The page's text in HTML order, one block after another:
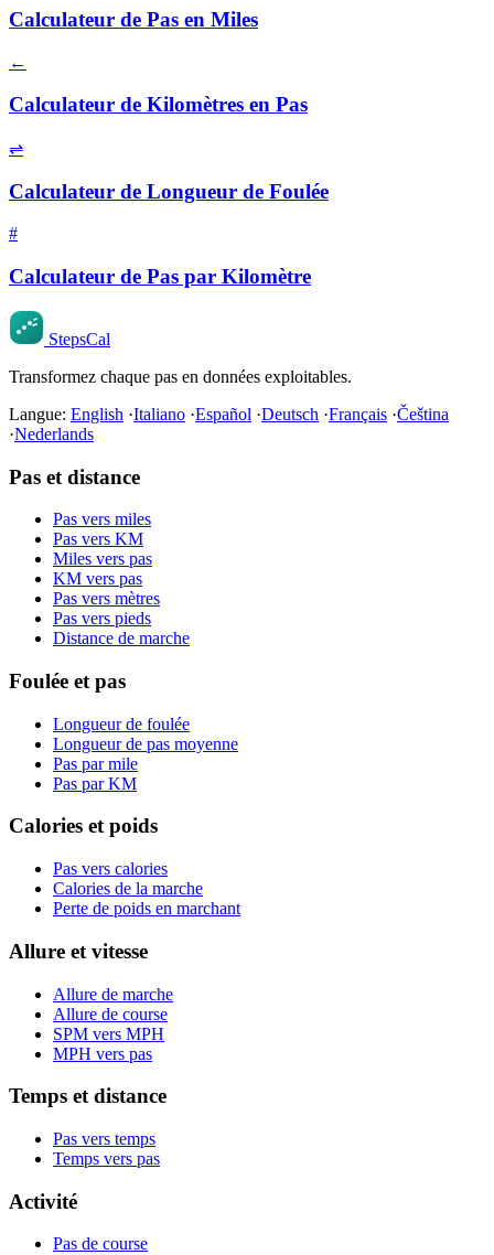
Calculateur de Pas en Miles
←
Calculateur de Kilomètres en Pas
⇌
Calculateur de Longueur de Foulée
#
Calculateur de Pas par Kilomètre
StepsCal
Transformez chaque pas en données exploitables.
Langue: English ·Italiano ·Español ·Deutsch ·Français ·Čeština
·Nederlands
Pas et distance
Pas vers miles
Pas vers KM
Miles vers pas
KM vers pas
Pas vers mètres
Pas vers pieds
Distance de marche
Foulée et pas
Longueur de foulée
Longueur de pas moyenne
Pas par mile
Pas par KM
Calories et poids
Pas vers calories
Calories de la marche
Perte de poids en marchant
Allure et vitesse
Allure de marche
Allure de course
SPM vers MPH
MPH vers pas
Temps et distance
Pas vers temps
Temps vers pas
Activité
Pas de course